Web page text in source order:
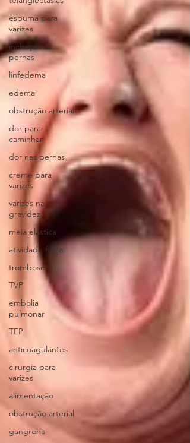
espuma para
varizes
inchaço nas
pernas
linfedema
edema
obstrução arterial
dor para
caminhar
dor nas pernas
creme para
varizes
varizes na
gravidez
meia elástica
atividade física
trombose
TVP
embolia
pulmonar
TEP
anticoagulantes
cirurgia para
varizes
alimentação
obstrução arterial
gangrena